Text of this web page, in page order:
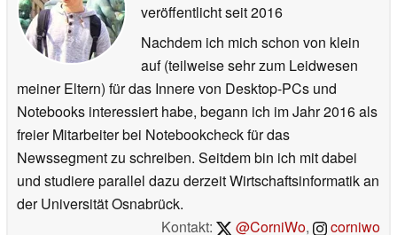
veröffentlichtseit 2016
Nachdem ich mich schon von klein
auf (teilweise sehr zum Leidwesen
meiner Eltern) für das Innere von Desktop-PCs und
Notebooks interessiert habe, begann ich im Jahr 2016 als
freier Mitarbeiter bei Notebookcheck für das
Newssegment zu schreiben. Seitdem bin ich mit dabei
und studiere parallel dazu derzeit Wirtschaftsinformatik an
der Universität Osnabrück.
Kontakt:
@CorniWo, corniwo